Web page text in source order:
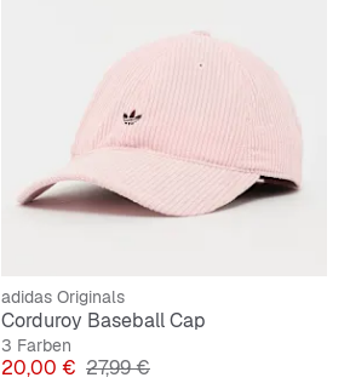
adidas Originals
Corduroy Baseball Cap
3 Farben
Preis
20,00 € Originalpreis
27,99 €